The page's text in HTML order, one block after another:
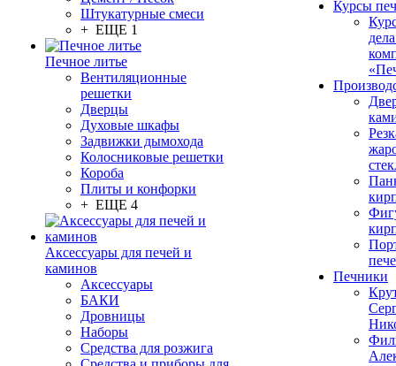
Штукатурные смеси
+ ЕЩЕ 1
Печное литье
Вентиляционные
решетки
Дверцы
Духовые шкафы
Задвижки дымохода
Колосниковые решетки
Короба
Плиты и конфорки
+ ЕЩЕ 4
Аксессуары для печей и
каминов
Аксессуары
БАКИ
Дровницы
Наборы
Средства для розжига
Курсы
Печники